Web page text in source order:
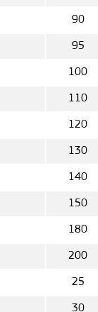
90
95
100
110
120
130
140
150
180
200
25
30